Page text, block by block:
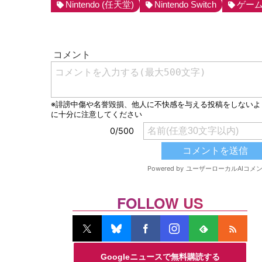
Nintendo (任天堂) Nintendo Switch ゲー
Googleニュースで無料購読する
FOLLOW US